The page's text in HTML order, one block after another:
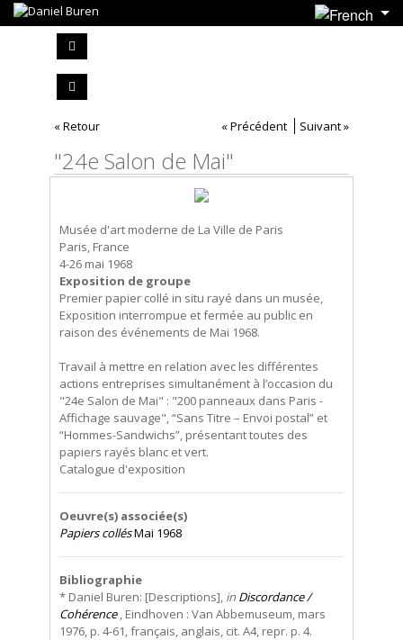
« Retour « Précédent Suivant »
"24e Salon de Mai"
Musée d'art moderne de La Ville de Paris
Paris, France
4-26 mai 1968
Exposition de groupe
Premier papier collé in situ rayé dans un musée,
Exposition interrompue et fermée au public en
raison des événements de Mai 1968.
Travail à mettre en relation avec les différentes
actions entreprises simultanément à l’occasion du
"24e Salon de Mai" : "200 panneaux dans Paris -
Affichage sauvage", “Sans Titre – Envoi postal” et
“Hommes-Sandwichs”, présentant toutes des
papiers rayés blanc et vert.
Catalogue d'exposition
Oeuvre(s) associée(s)
Papiers collésMai 1968
Bibliographie
* Daniel Buren: [Descriptions], in Discordance /
Cohérence, Eindhoven : Van Abbemuseum, mars
1976, p. 4-61, français, anglais, cit. A4, repr. p. 4.